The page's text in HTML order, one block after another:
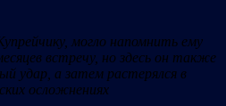
могло напомнить ему
встречу, но здесь он также
удар, а затем растерялся в
осложнениях